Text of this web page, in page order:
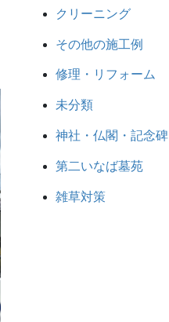
クリーニング
その他の施工例
修理・リフォーム
未分類
神社・仏閣・記念碑
第二いなば墓苑
雑草対策